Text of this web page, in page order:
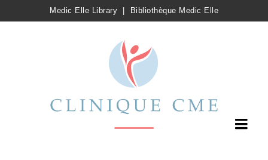
Medic Elle Library Bibliothèque Medic Elle